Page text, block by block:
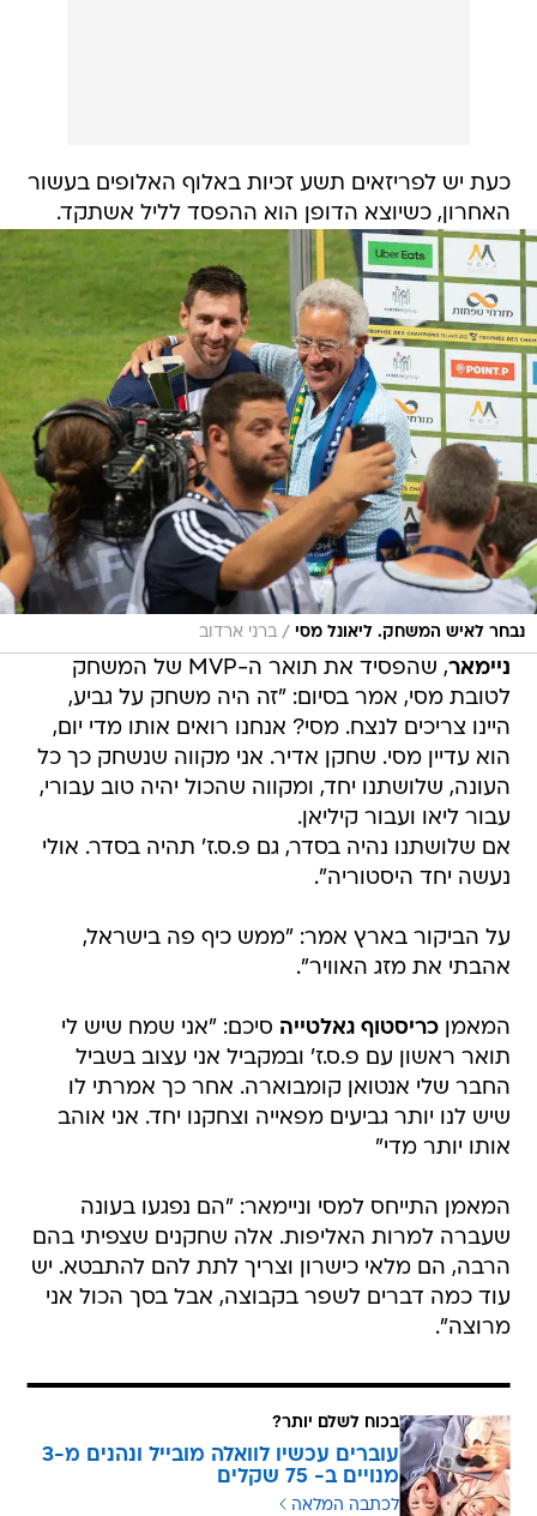
כעת יש לפריזאים תשע זכיות באלוף האלופים בעשור
האחרון, כשיוצא הדופן הוא ההפסד לליל אשתקד.
נבחר לאיש המשחק. ליאונל מסי / ברני ארדוב
ניימאר
, שהפסיד את תואר ה-MVP של המשחק
לטובת מסי, אמר בסיום: "זה היה משחק על גביע,
היינו צריכים לנצח. מסי? אנחנו רואים אותו מדי יום,
הוא עדיין מסי. שחקן אדיר. אני מקווה שנשחק כך כל
העונה, שלושתנו יחד, ומקווה שהכול יהיה טוב עבורי,
עבור ליאו ועבור קיליאן.
אם שלושתנו נהיה בסדר, גם פ.ס.ז' תהיה בסדר. אולי
נעשה יחד היסטוריה".
על הביקור בארץ אמר: "ממש כיף פה בישראל,
אהבתי את מזג האוויר".
המאמןכריסטוף גאלטייה סיכם: "אני שמח שיש לי
תואר ראשון עם פ.ס.ז' ובמקביל אני עצוב בשביל
החבר שלי אנטואן קומבוארה. אחר כך אמרתי לו
שיש לנו יותר גביעים מפאייה וצחקנו יחד. אני אוהב
אותו יותר מדי"
המאמן התייחס למסי וניימאר: "הם נפגעו בעונה
שעברה למרות האליפות. אלה שחקנים שצפיתי בהם
הרבה, הם מלאי כישרון וצריך לתת להם להתבטא. יש
עוד כמה דברים לשפר בקבוצה, אבל בסך הכול אני
מרוצה".
בכוח לשלם יותר?
עוברים עכשיו לוואלה מובייל ונהנים מ-3
מנויים ב- 75 שקלים
לכתבה המלאה